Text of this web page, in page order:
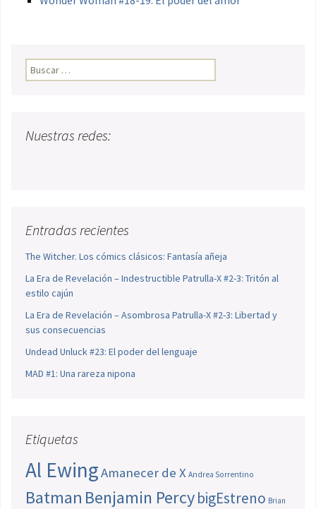
Buscar:
Nuestras redes:
Entradas recientes
The Witcher. Los cómics clásicos: Fantasía añeja
La Era de Revelación – Indestructible Patrulla-X #2-3: Tritón al
estilo cajún
La Era de Revelación – Asombrosa Patrulla-X #2-3: Libertad y
sus consecuencias
Undead Unluck #23: El poder del lenguaje
MAD #1: Una rareza nipona
Etiquetas
Al EwingAmanecer de X Andrea Sorrentino
Batman Benjamin PercybigEstreno Brian